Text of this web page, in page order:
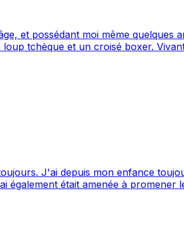
et possédant moi même
également.
amenée à promener les toutous du refuge